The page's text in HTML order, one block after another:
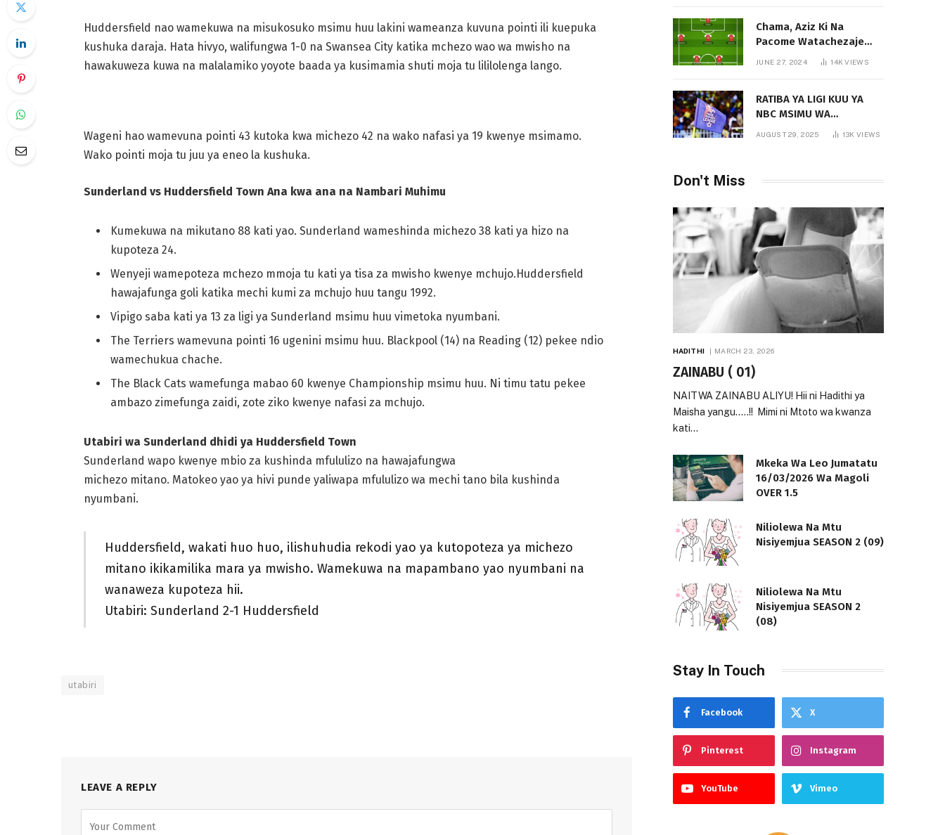
Huddersfield nao wamekuwa na misukosuko msimu huu lakini wameanza kuvuna pointi ili kuepuka
kushuka daraja. Hata hivyo, walifungwa 1-0 na Swansea City katika mchezo wao wa mwisho na
hawakuweza kuwa na malalamiko yoyote baada ya kusimamia shuti moja tu lililolenga lango.
Wageni hao wamevuna pointi 43 kutoka kwa michezo 42 na wako nafasi ya 19 kwenye msimamo.
Wako pointi moja tu juu ya eneo la kushuka.
Sunderland vs Huddersfield Town Ana kwa ana na Nambari Muhimu
Kumekuwa na mikutano 88 kati yao. Sunderland wameshinda michezo 38 kati ya hizo na
kupoteza 24.
Wenyeji wamepoteza mchezo mmoja tu kati ya tisa za mwisho kwenye mchujo.Huddersfield
hawajafunga goli katika mechi kumi za mchujo huu tangu 1992.
Vipigo saba kati ya 13 za ligi ya Sunderland msimu huu vimetoka nyumbani.
The Terriers wamevuna pointi 16 ugenini msimu huu. Blackpool (14) na Reading (12) pekee ndio
wamechukua chache.
The Black Cats wamefunga mabao 60 kwenye Championship msimu huu. Ni timu tatu pekee
ambazo zimefunga zaidi, zote ziko kwenye nafasi za mchujo.
Utabiri wa Sunderland dhidi ya Huddersfield Town
Sunderland wapo kwenye mbio za kushinda mfululizo na hawajafungwa
michezo mitano. Matokeo yao ya hivi punde yaliwapa mfululizo wa mechi tano bila kushinda
nyumbani.
Huddersfield, wakati huo huo, ilishuhudia rekodi yao ya kutopoteza ya michezo
mitano ikikamilika mara ya mwisho. Wamekuwa na mapambano yao nyumbani na
wanaweza kupoteza hii.
Utabiri: Sunderland 2-1 Huddersfield
utabiri
LEAVE A REPLY
Chama, Aziz Ki Na
Pacome Watachezaje
JUNE 27, 2024 14KVIEWS
RATIBA YA LIGI KUU YA
NBC MSIMU WA
AUGUST 29, 2025 13KVIEWS
Don't Miss
HADITHI MARCH 23, 2026
ZAINABU ( 01)
NAITWA ZAINABU ALIYU! Hii ni Hadithi ya
Maisha yangu…..!! Mimi ni Mtoto wa kwanza
kati…
Mkeka Wa Leo Jumatatu
16/03/2026 Wa Magoli
OVER 1.5
Niliolewa Na Mtu
Nisiyemjua SEASON 2 (09)
Niliolewa Na Mtu
Nisiyemjua SEASON 2
(08)
Stay In Touch
Facebook X
Pinterest Instagram
YouTube Vimeo